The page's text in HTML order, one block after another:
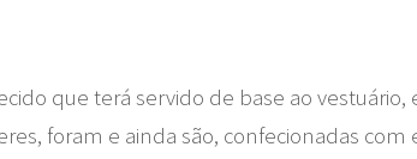
que terá servido de base ao vestuário,
foram e ainda são, confecionadas